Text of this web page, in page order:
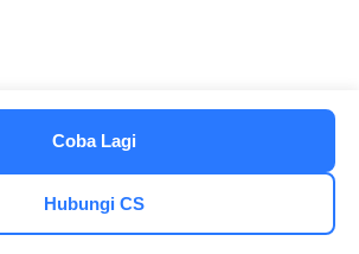
Hubungi CS
Coba Lagi